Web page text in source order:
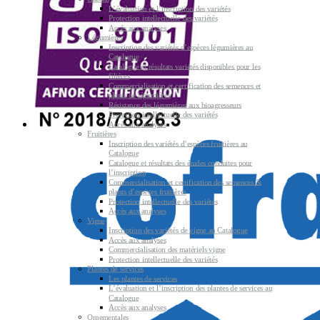
L’évaluation et l’inscription des variétés
Protection intellectuelle des variétés
Accès aux analyses
Légumières
Inscription des variétés d’espèces légumières au
Catalogue
Catalogue et résultats variétés disponibles pour les
filières
Commercialisation et certification des semences et
plants de légumières
Résistance des légumières aux bioagresseurs
Protection intellectuelle des variétés
Accès aux analyses
Fruitières
Inscription des variétés d’espèces fruitières au
Catalogue
Catalogue et résultats des études conduites pour
l’inscription
Commercialisation et certification des semences &
plants d’espèces fruitières
Protection intellectuelle des variétés
Accès aux analyses
Vigne
Inscription des variétés de vigne au Catalogue
Accès aux analyses
Commercialisation des matériels vigne
Protection intellectuelle des variétés
Plantes de services
Les plantes de services
L’évaluation et l’inscription des plantes de services au
Catalogue
Accès aux analyses
Ornementales